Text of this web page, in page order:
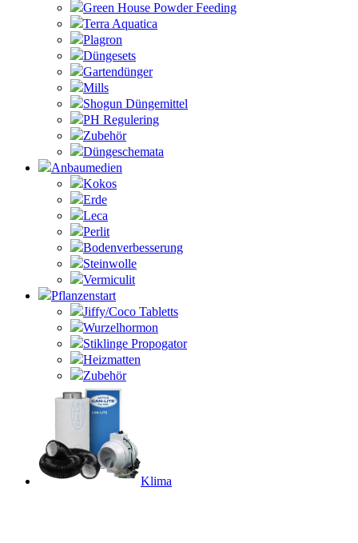
Green House Powder Feeding
Terra Aquatica
Plagron
Düngesets
Gartendünger
Mills
Shogun Düngemittel
PH Regulering
Zubehör
Düngeschemata
Anbaumedien
Kokos
Erde
Leca
Perlit
Bodenverbesserung
Steinwolle
Vermiculit
Pflanzenstart
Jiffy/Coco Tabletts
Wurzelhormon
Stiklinge Propogator
Heizmatten
Zubehör
Klima